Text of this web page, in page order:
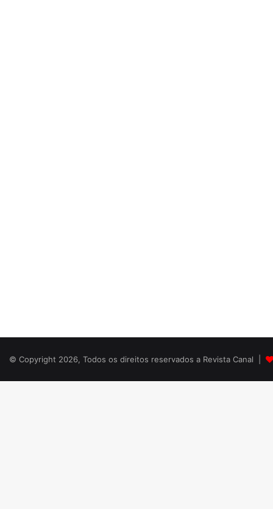
© Copyright 2026, Todos os direitos reservados a Revista Canal |